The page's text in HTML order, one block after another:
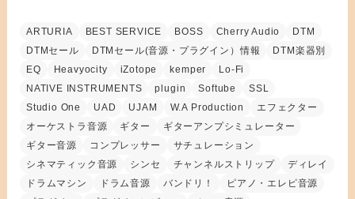
ARTURIA BEST SERVICE BOSS Cherry Audio
DTM
DTMセール
DTMセール(音源・プラグイン）情報
DTM楽器別
EQ
Heavyocity iZotope kemper
Lo-Fi
NATIVE INSTRUMENTS
plugin Softube
SSL
Studio One
UAD UJAM W.A Production
エフェクター
オーケストラ音源
ギター
ギターアンプシミュレーター
ギター音源
コンプレッサー
サチュレーション
シネマティック音源
シンセ チャンネルストリップ
ディレイ
ドラムマシン
ドラム音源 バンドリ！
ピアノ・エレピ音源